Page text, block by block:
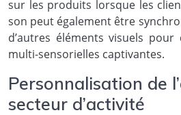
sur les produits lorsque les
son peut également être
d’autres éléments visuels pour
multi-sensorielles captivantes.
Personnalisation de
secteur d’activité